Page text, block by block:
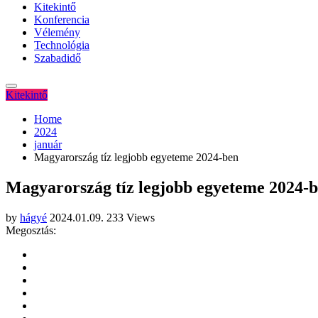
Kitekintő
Konferencia
Vélemény
Technológia
Szabadidő
Kitekintő
Home
2024
január
Magyarország tíz legjobb egyeteme 2024-ben
Magyarország tíz legjobb egyeteme 2024-
by hágyé 2024.01.09. 233 Views
Megosztás: